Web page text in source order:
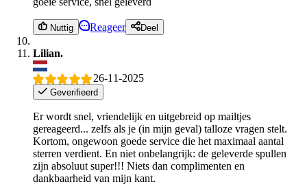
Nuttig Reageer Deel
Lilian.
26-11-2025
Geverifieerd
Er wordt snel, vriendelijk en uitgebreid op mailtjes
gereageerd... zelfs als je (in mijn geval) talloze vragen stelt.
Kortom, ongewoon goede service die het maximaal aantal
sterren verdient. En niet onbelangrijk: de geleverde spullen
zijn absoluut super!!! Niets dan complimenten en
dankbaarheid van mijn kant.